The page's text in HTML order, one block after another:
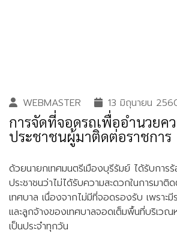
WEBMASTER 13 มิถุนายน
การจัดที่จอดรถเพื่ออำนวยค
ประชาชนผู้มาติดต่อราชการ
ด้วยนายกเทศมนตรีเมืองบุรีรัมย์ ได้รับการร้
ประชาชนว่าไม่ได้รับความสะดวกในการมาติ
เทศบาล เนื่องจากไม่มีที่จอดรองรับ เพรา
และลูกจ้างของเทศบาลจอดเต็มพื้นที่บริเวณ
เป็นประจำทุกวัน